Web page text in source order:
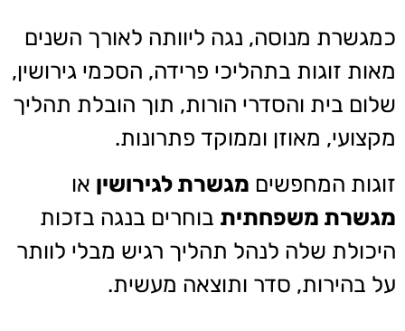
כמגשרת מנוסה, נגה ליוותה לאורך השנים
מאות זוגות בתהליכי פרידה, הסכמי גירושין,
שלום בית והסדרי הורות, תוך הובלת תהליך
מקצועי, מאוזן וממוקד פתרונות.
זוגות המחפשים מגשרת לגירושין או
מגשרת משפחתית בוחרים בנגה בזכות
היכולת שלה לנהל תהליך רגיש מבלי לוותר
על בהירות, סדר ותוצאה מעשית.